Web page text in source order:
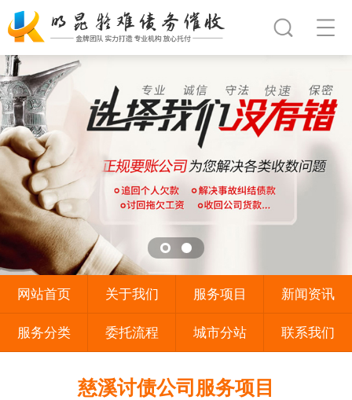
网站首页 关于我们 服务项目 新闻资讯
服务分类 委托流程 城市分站 联系我们
慈溪讨债公司服务项目